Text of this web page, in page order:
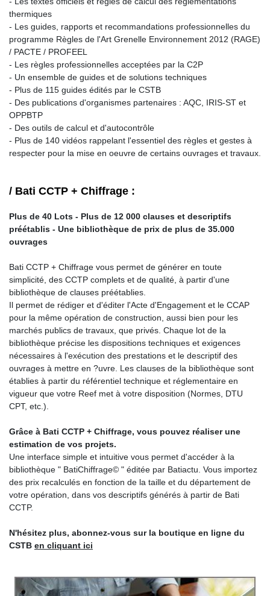
thermiques
- Les guides, rapports et recommandations professionnelles du
programme Règles de l'Art Grenelle Environnement 2012 (RAGE)
/ PACTE / PROFEEL
- Les règles professionnelles acceptées par la C2P
- Un ensemble de guides et de solutions techniques
- Plus de 115 guides édités par le CSTB
- Des publications d'organismes partenaires : AQC, IRIS-ST et
OPPBTP
- Des outils de calcul et d'autocontrôle
- Plus de 140 vidéos rappelant l'essentiel des règles et gestes à
respecter pour la mise en oeuvre de certains ouvrages et travaux.
/ Bati CCTP + Chiffrage :
Plus de 40 Lots - Plus de 12 000 clauses et descriptifs
préétablis - Une bibliothèque de prix de plus de 35.000
ouvrages
Bati CCTP + Chiffrage vous permet de générer en toute
simplicité, des CCTP complets et de qualité, à partir d'une
bibliothèque de clauses préétablies.
Il permet de rédiger et d'éditer l'Acte d'Engagement et le CCAP
pour la même opération de construction, aussi bien pour les
marchés publics de travaux, que privés. Chaque lot de la
bibliothèque précise les dispositions techniques et exigences
nécessaires à l'exécution des prestations et le descriptif des
ouvrages à mettre en ?uvre. Les clauses de la bibliothèque sont
établies à partir du référentiel technique et réglementaire en
vigueur que votre Reef met à votre disposition (Normes, DTU
CPT, etc.).
Grâce à Bati CCTP + Chiffrage, vous pouvez réaliser une
estimation de vos projets.
Une interface simple et intuitive vous permet d'accéder à la
bibliothèque " BatiChiffrage© " éditée par Batiactu. Vous importez
des prix recalculés en fonction de la taille et du département de
votre opération, dans vos descriptifs générés à partir de Bati
CCTP.
N'hésitez plus, abonnez-vous sur la boutique en ligne du
CSTB en cliquant ici